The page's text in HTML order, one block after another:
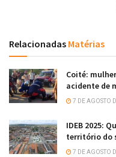
Relacionadas Matérias
Coité:
acidente de
7 DE AGOSTO
IDEB 2025:
território do
7 DE AGOSTO